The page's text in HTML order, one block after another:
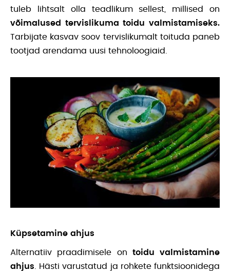
tuleb lihtsalt olla teadlikum sellest, millised on
võimalused tervislikuma toidu valmistamiseks.
Tarbijate kasvav soov tervislikumalt toituda paneb
tootjad arendama uusi tehnoloogiaid.
Küpsetamine ahjus
Alternatiiv praadimisele on toidu valmistamine
ahjus . Hästi varustatud ja rohkete funktsioonidega